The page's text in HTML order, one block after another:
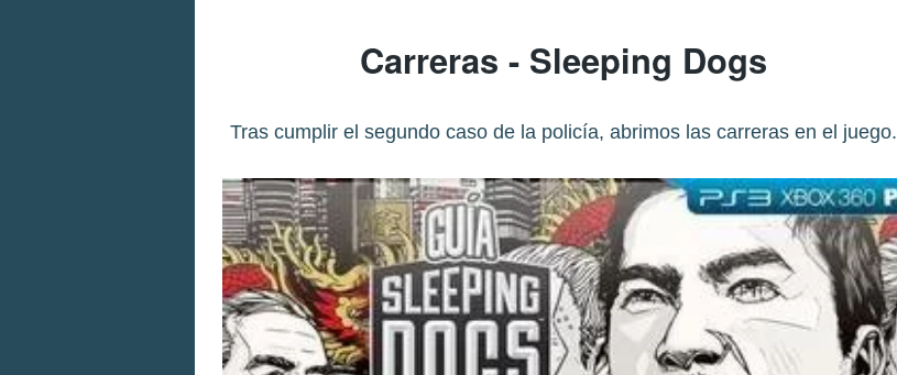
Carreras - Sleeping Dogs
Tras cumplir el segundo caso de la policía, abrimos las carreras en el juego.